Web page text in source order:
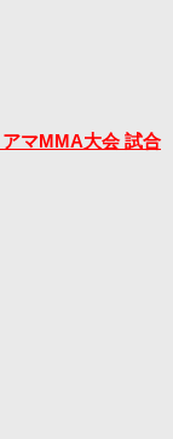
マMMA大会 試合